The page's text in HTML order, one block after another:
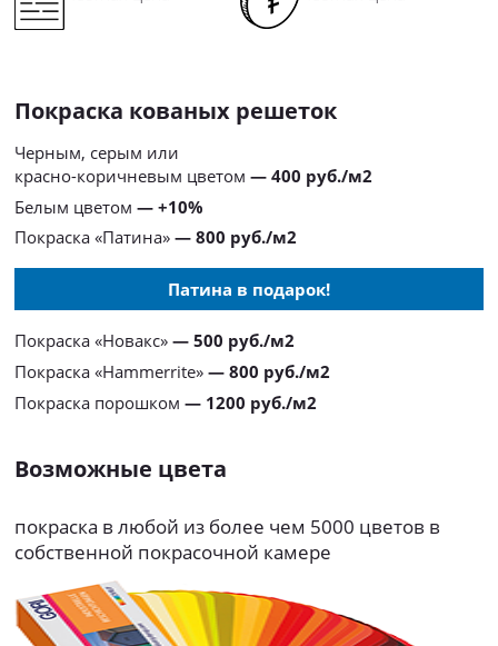
Покраска кованых решеток
Черным, серым или
красно-коричневым цветом — 400 руб./м2
Белым цветом — +10%
Покраска «Патина» — 800 руб./м2
Патина в подарок!
Покраска «Новакс» — 500 руб./м2
Покраска «Hammerrite» — 800 руб./м2
Покраска порошком — 1200 руб./м2
Возможные цвета
покраска в любой из более чем 5000 цветов в
собственной покрасочной камере